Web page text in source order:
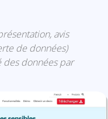
avis
de données)
données par